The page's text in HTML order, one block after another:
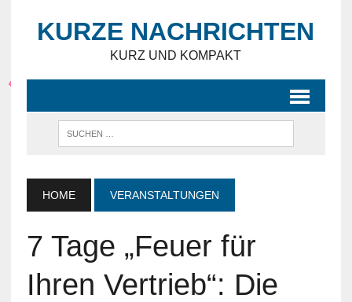
KURZE NACHRICHTEN
KURZ UND KOMPAKT
HOME VERANSTALTUNGEN
7 Tage „Feuer für
Ihren Vertrieb“: Die